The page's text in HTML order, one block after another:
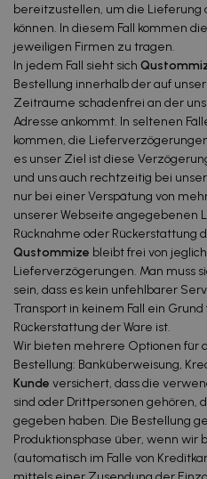
bereitzustellen, um die Lieferung
können. In diesem Fall kommen
jeweiligen Firmen zu tragen.
In jedem Fall sieht sich
Bestellung innerhalb der auf
Zeiträume schadenfrei an der
Adresse ankommt. In seltenen
kommen, die
es unser Ziel ist diese
und uns auch rechtzeitig bei
nur bei einer Verspätung von
unserer Webseite angegebenen
Rücknahme oder Rückerstattung
Qustommize bleibt frei von
Lieferverzögerungen. Man muss
sein, dass es kein unfehlbarer
Transport in keinem Fall ein
Rückerstattung der Ware ist.
Wir bieten mehrere Optionen für
Bestellung: Banküberweisung,
Kunde versichert, dass die
sind oder Drittpersonen gehören,
gegeben haben. Die Bestellung
Produktionsphase über, wenn wir
(automatisch im Falle von